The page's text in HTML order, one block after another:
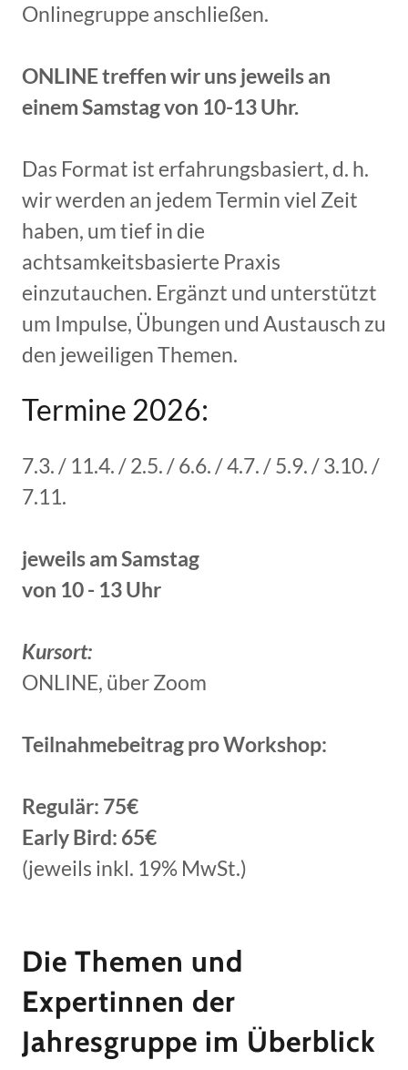
Onlinegruppe anschließen.
ONLINE treffen wir uns jeweils an
einem Samstag von 10-13 Uhr.
Das Format ist erfahrungsbasiert, d. h.
wir werden an jedem Termin viel Zeit
haben, um tief in die
achtsamkeitsbasierte Praxis
einzutauchen. Ergänzt und unterstützt
um Impulse, Übungen und Austausch zu
den jeweiligen Themen.
Termine 2026:
7.3. / 11.4. / 2.5. / 6.6. / 4.7. / 5.9. / 3.10. /
7.11.
jeweils am Samstag
von 10 - 13 Uhr
Kursort:
ONLINE, über Zoom
Teilnahmebeitrag pro Workshop:
Regulär: 75€
Early Bird: 65€
(jeweils inkl. 19% MwSt.)
Die Themen und
Expertinnen der
Jahresgruppe im Überblick